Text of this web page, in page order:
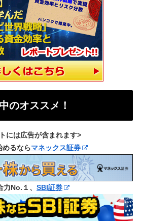
のオススメ！
には広告が含まれます>
めるならマネックス証券
力No.１、 SBI証券